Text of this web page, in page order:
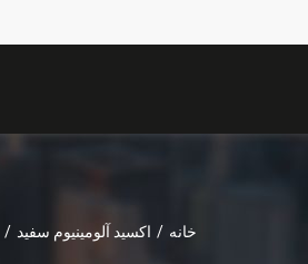
خانه / اکسید آلومینیوم سفید /